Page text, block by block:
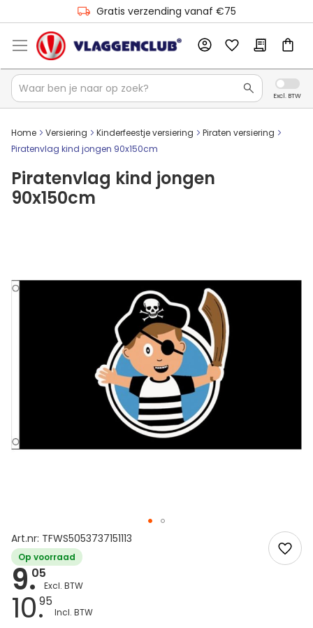
Gratis verzending vanaf €75
Home Versiering Kinderfeestje versiering
Piraten versiering
Piratenvlag kind jongen 90x150cm
Piratenvlag kind jongen
90x150cm
Art.nr: TFWS5053737151113
Op voorraad
9.05
10.95